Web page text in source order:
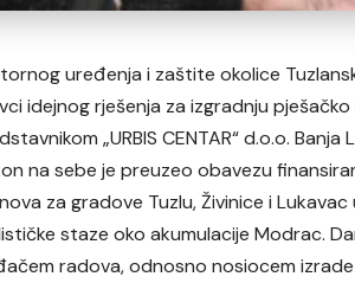
uređenja i zaštite okolice
idejnog rješenja za izgradnju
„URBIS CENTAR“ d.o.o.
na sebe je preuzeo obavezu
za gradove Tuzlu, Živinice i
staze oko akumulacije Modrac.
radova, odnosno nosiocem